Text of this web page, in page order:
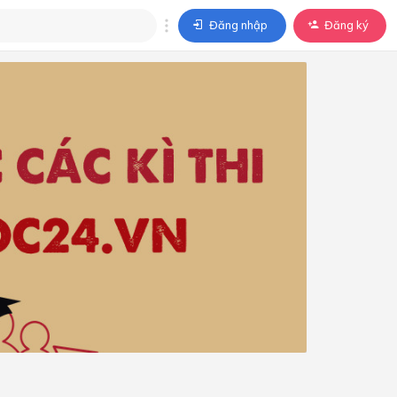
Đăng nhập Đăng ký